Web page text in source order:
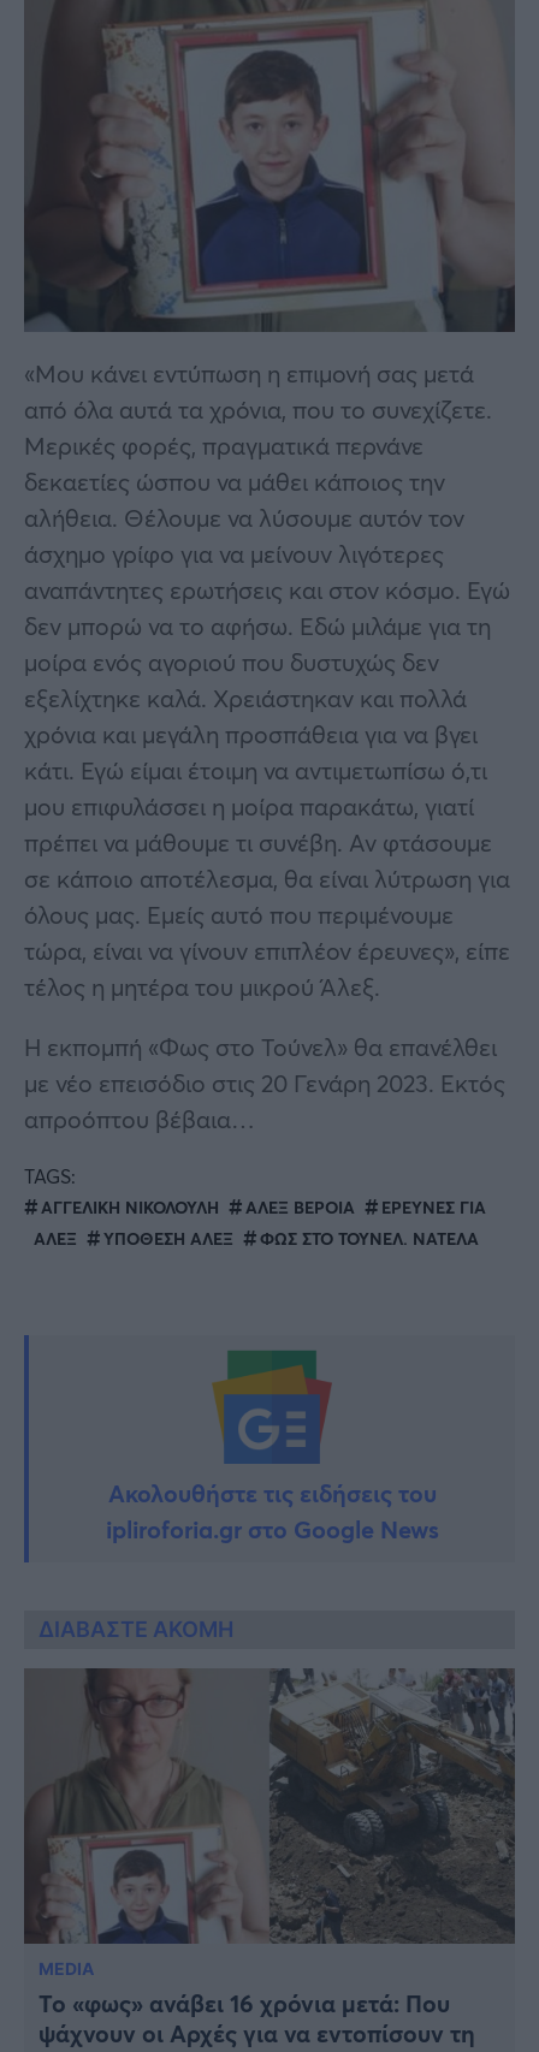
«Μου κάνει εντύπωση η επιμονή σας μετά
από όλα αυτά τα χρόνια, που το συνεχίζετε.
Μερικές φορές, πραγματικά περνάνε
δεκαετίες ώσπου να μάθει κάποιος την
αλήθεια. Θέλουμε να λύσουμε αυτόν τον
άσχημο γρίφο για να μείνουν λιγότερες
αναπάντητες ερωτήσεις και στον κόσμο. Εγώ
δεν μπορώ να το αφήσω. Εδώ μιλάμε για τη
μοίρα ενός αγοριού που δυστυχώς δεν
εξελίχτηκε καλά. Χρειάστηκαν και πολλά
χρόνια και μεγάλη προσπάθεια για να βγει
κάτι. Εγώ είμαι έτοιμη να αντιμετωπίσω ό,τι
μου επιφυλάσσει η μοίρα παρακάτω, γιατί
πρέπει να μάθουμε τι συνέβη. Αν φτάσουμε
σε κάποιο αποτέλεσμα, θα είναι λύτρωση για
όλους μας. Εμείς αυτό που περιμένουμε
τώρα, είναι να γίνουν επιπλέον έρευνες», είπε
τέλος η μητέρα του μικρού Άλεξ.
Η εκπομπή «Φως στο Τούνελ» θα επανέλθει
με νέο επεισόδιο στις 20 Γενάρη 2023. Εκτός
απροόπτου βέβαια…
TAGS:
ΑΓΓΕΛΙΚΗ ΝΙΚΟΛΟΥΛΗ ΑΛΕΞ ΒΕΡΟΙΑ
ΕΡΕΥΝΕΣ ΓΙΑ
ΑΛΕΞ
ΥΠΟΘΕΣΗ ΑΛΕΞ ΦΩΣ ΣΤΟ ΤΟΥΝΕΛ. ΝΑΤΕΛΑ
Ακολουθήστε τις ειδήσεις του
ipliroforia.gr στο Google News
ΔΙΑΒΑΣΤΕ ΑΚΟΜΗ
MEDIA
Το «φως» ανάβει 16 χρόνια μετά: Που
ψάχνουν οι Αρχές για να εντοπίσουν τη